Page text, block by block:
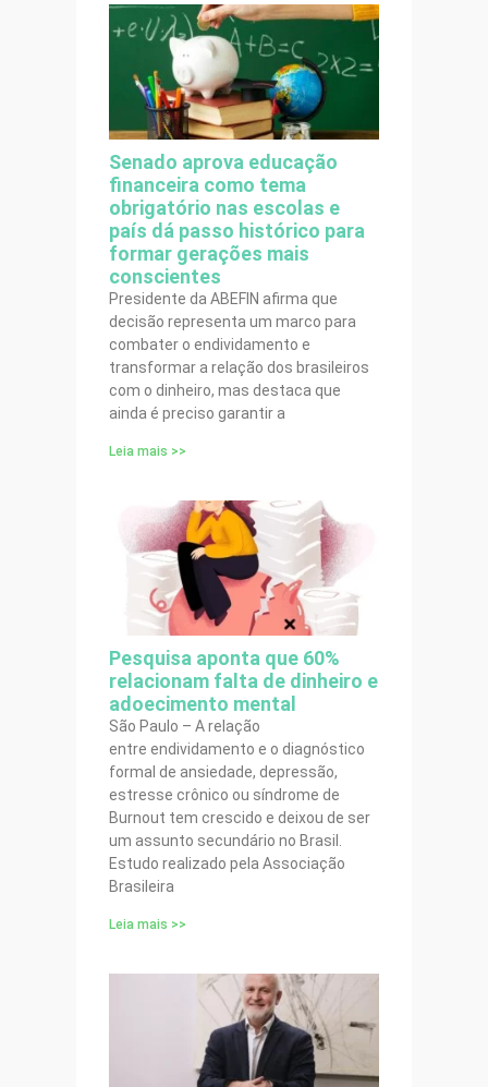
Senado aprova educação
financeira como tema
obrigatório nas escolas e
país dá passo histórico para
formar gerações mais
conscientes
Presidente da ABEFIN afirma que
decisão representa um marco para
combater o endividamento e
transformar a relação dos brasileiros
com o dinheiro, mas destaca que
ainda é preciso garantir a
Leia mais >>
Pesquisa aponta que 60%
relacionam falta de dinheiro e
adoecimento mental
São Paulo – A relação
entre endividamento e o diagnóstico
formal de ansiedade, depressão,
estresse crônico ou síndrome de
Burnout tem crescido e deixou de ser
um assunto secundário no Brasil.
Estudo realizado pela Associação
Brasileira
Leia mais >>